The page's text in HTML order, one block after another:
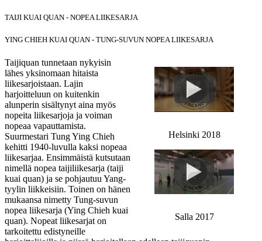
TAIJI KUAI QUAN - NOPEA LIIKESARJA
YING CHIEH KUAI QUAN - TUNG-SUVUN NOPEA LIIKESARJA
Helsinki 2018
Salla 2017
Taijiquan tunnetaan nykyisin
lähes yksinomaan hitaista
liikesarjoistaan. Lajin
harjoitteluun on kuitenkin
alunperin sisältynyt aina myös
nopeita liikesarjoja ja voiman
nopeaa vapauttamista.
Suurmestari Tung Ying Chieh
kehitti 1940-luvulla kaksi nopeaa
liikesarjaa. Ensimmäistä kutsutaan
nimellä nopea taijiliikesarja (taiji
kuai quan) ja se pohjautuu Yang-
tyylin liikkeisiin. Toinen on hänen
mukaansa nimetty Tung-suvun
nopea liikesarja (Ying Chieh kuai
quan). Nopeat liikesarjat on
tarkoitettu edistyneille